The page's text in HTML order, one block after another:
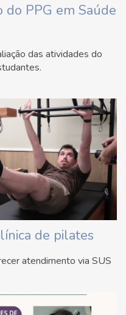
do PPG em Saúde
das atividades do
de pilates
atendimento via SUS